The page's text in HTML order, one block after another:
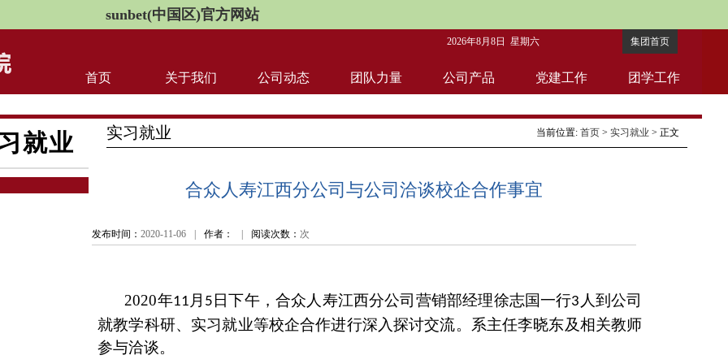
sunbet(中国区)官方网站
2026年8月8日 星期六 集团首页
首页 关于我们 公司动态 团队力量 公司产品 党建工作 团学工作
就业 当前位置: 首页 > 实习就业 > 正文
实习就业
合众人寿江西分公司与公司洽谈校企合作事宜
发布时间： 2020-11-06 作者： 阅读次数： 次
2020年11 月 5 日下午，合众人寿江西分公司营销部经理徐志国一行3 人到公司
就教学科研、实习就业等校企合作进行深入探讨交流。系主任李晓东及相关教师
参与洽谈。